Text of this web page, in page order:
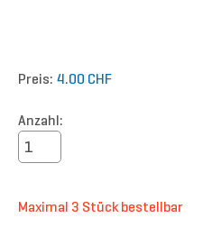
Preis: 4.00 CHF
Anzahl:
Maximal 3 Stück bestellbar